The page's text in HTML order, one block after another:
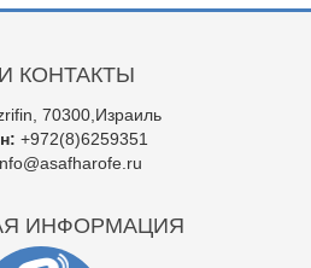
КОНТАКТЫ
70300,Израиль
+972(8)6259351
ИНФОРМАЦИЯ